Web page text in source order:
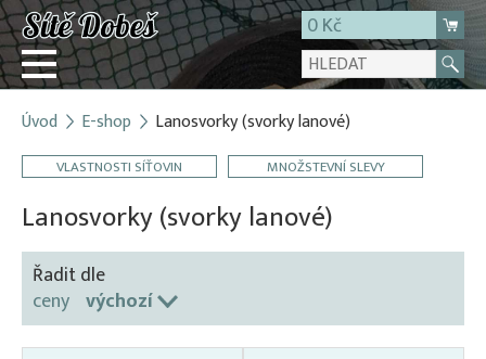
0 Kč
Přihlásit
Registrace
E-shop
O firmě
Kontakt
Úvod E-shop Lanosvorky (svorky lanové)
VLASTNOSTI SÍŤOVIN MNOŽSTEVNÍ SLEVY
Lanosvorky (svorky lanové)
Řadit dle
ceny výchozí